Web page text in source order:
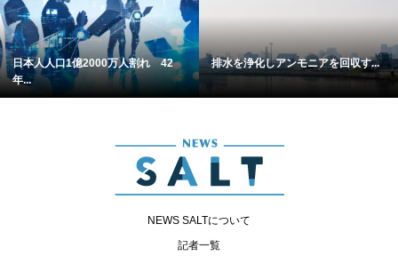
日本人人口1億2000万人割れ 42
年...
排水を浄化しアンモニアを回収す...
NEWS SALTについて
記者一覧